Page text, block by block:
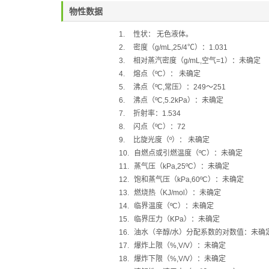
物性数据
1. 性状：
无色液体。
2.
密度（g/mL,25/4℃）： 1.031
3.
相对蒸汽密度（g/mL,空气=1）：未确定
4.
熔点（ºC）：
未确定
5.
沸点（ºC,常压）： 249～251
6.
沸点（ºC,5.2kPa）：未确定
7.
折射率： 1.534
8.
闪点（ºC）： 72
9.
比旋光度（º）：
未确定
10.
自燃点或引燃温度（ºC）：未确定
11.
蒸气压（ kPa,25ºC）：未确定
12. 饱和蒸气压（ kPa,60ºC）：未确定
13. 燃烧热（ KJ/mol ）：未确定
14.
临界温度（ºC）：未确定
15.
临界压力（ KPa）：未确定
16. 油水（辛醇/水）分配系数的对数值：未确
17. 爆炸上限（%,V/V）：未确定
18. 爆炸下限（%,V/V）：未确定